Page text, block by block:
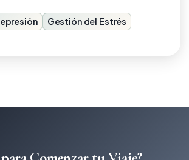
de vida en general.
Gestión del Estrés